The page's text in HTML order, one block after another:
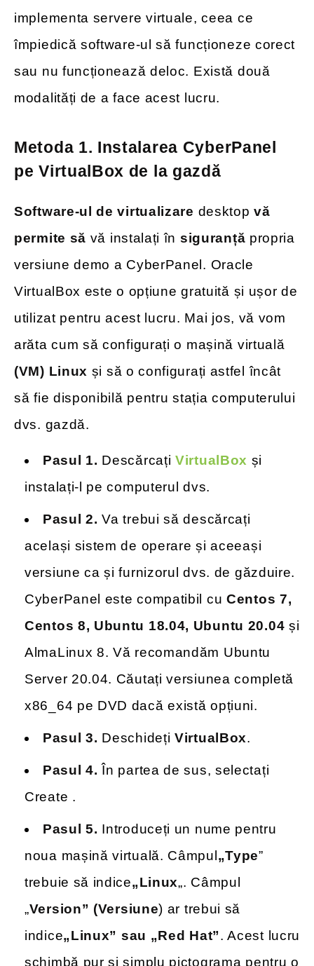
implementa servere virtuale, ceea ce
împiedică software-ul să funcționeze corect
sau nu funcționează deloc. Există două
modalități de a face acest lucru.
Metoda 1. Instalarea CyberPanel
pe VirtualBox de la gazdă
Software-ul de virtualizare desktopvă
permite să vă instalați în siguranță propria
versiune demo a CyberPanel. Oracle
VirtualBox este o opțiune gratuită și ușor de
utilizat pentru acest lucru. Mai jos, vă vom
arăta cum să configurați o mașină virtuală
(VM) Linux și să o configurați astfel încât
să fie disponibilă pentru stația computerului
dvs. gazdă.
Pasul 1. DescărcațiVirtualBox și
instalați-l pe computerul dvs.
Pasul 2. Va trebui să descărcați
același sistem de operare și aceeași
versiune ca și furnizorul dvs. de găzduire.
CyberPanel este compatibil cu Centos 7,
Centos 8, Ubuntu 18.04, Ubuntu 20.04 și
AlmaLinux 8. Vă recomandăm Ubuntu
Server 20.04. Căutați versiunea completă
x86_64 pe DVD dacă există opțiuni.
Pasul 3. DeschidețiVirtualBox.
Pasul 4. În partea de sus, selectați
Create .
Pasul 5. Introduceți un nume pentru
noua mașină virtuală. Câmpul „Type”
trebuie să indice„Linux„. Câmpul
„Version” (Versiune) ar trebui să
indice„Linux” sau „Red Hat”. Acest lucru
schimbă pur și simplu pictograma pentru o